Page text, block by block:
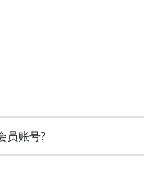
员账号?